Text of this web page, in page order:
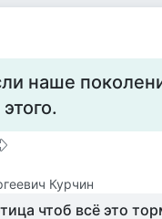
наше
Курчин
чтоб всё это